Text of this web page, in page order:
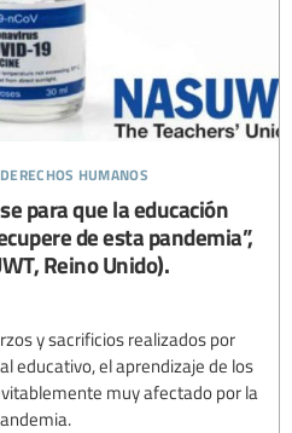
humanos
para que la educación
de esta pandemia”,
Reino Unido).
y sacrificios realizados por
educativo, el aprendizaje de los
muy afectado por la